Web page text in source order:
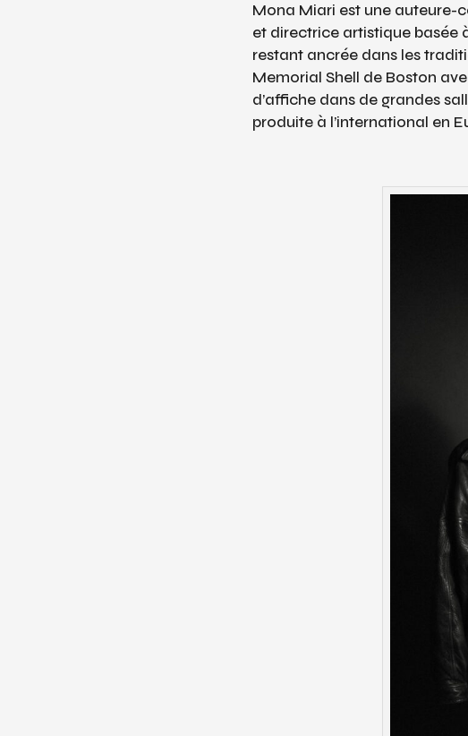
Mona Miari est une auteure-
et directrice artistique basée
restant ancrée dans les
Memorial Shell de Boston
d’affiche dans de grandes
produite à l’international en